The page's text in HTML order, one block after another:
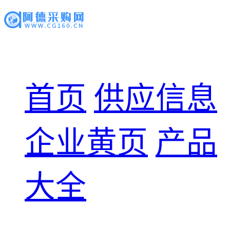
首页 供应信息
企业黄页 产品
大全